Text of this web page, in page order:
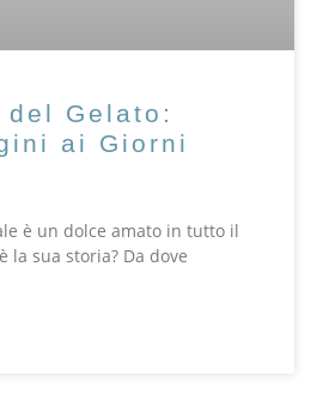
Gelato:
ai Giorni
è un dolce amato in tutto il
la sua storia? Da dove